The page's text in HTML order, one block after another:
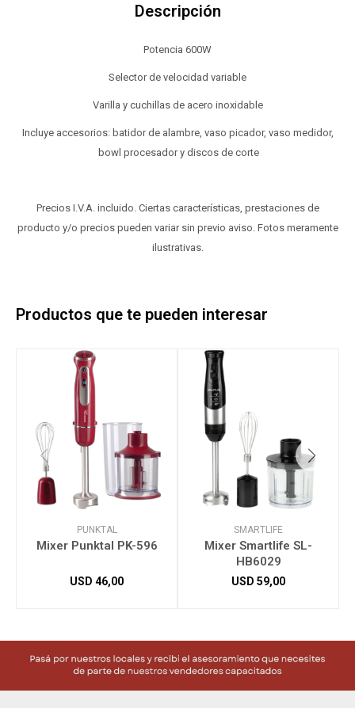
Descripción
Potencia 600W
Selector de velocidad variable
Varilla y cuchillas de acero inoxidable
Incluye accesorios: batidor de alambre, vaso picador, vaso medidor,
bowl procesador y discos de corte
Precios I.V.A. incluido. Ciertas características, prestaciones de
producto y/o precios pueden variar sin previo aviso. Fotos meramente
ilustrativas.
Productos que te pueden interesar
PUNKTAL
Mixer Punktal PK-596
USD 46,00
SMARTLIFE
Mixer Smartlife SL-
HB6029
USD 59,00